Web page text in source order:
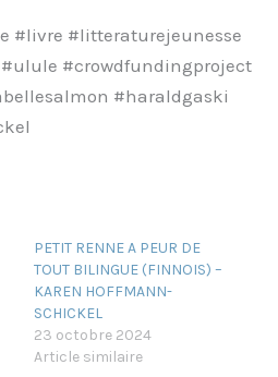
#livre #litteraturejeunesse
#crowdfundingproject
#haraldgaski
PETIT RENNE A PEUR DE
TOUT BILINGUE (FINNOIS) –
KAREN HOFFMANN-
SCHICKEL
23 octobre 2024
Article similaire